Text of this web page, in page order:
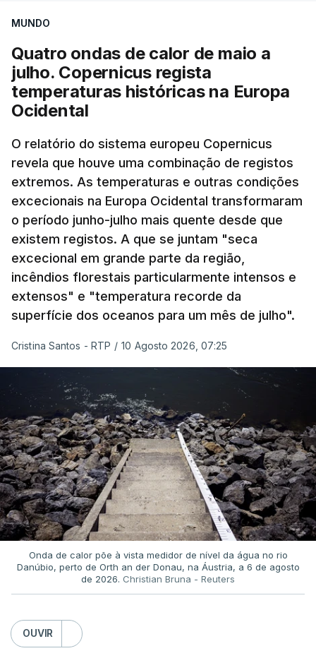
MUNDO
Quatro ondas de calor de maio a
julho. Copernicus regista
temperaturas históricas na Europa
Ocidental
O relatório do sistema europeu Copernicus
revela que houve uma combinação de registos
extremos. As temperaturas e outras condições
excecionais na Europa Ocidental transformaram
o período junho-julho mais quente desde que
existem registos. A que se juntam "seca
excecional em grande parte da região,
incêndios florestais particularmente intensos e
extensos" e "temperatura recorde da
superfície dos oceanos para um mês de julho".
Cristina Santos - RTP / 10 Agosto 2026, 07:25
Onda de calor põe à vista medidor de nível da água no rio
Danúbio, perto de Orth an der Donau, na Áustria, a 6 de agosto
de 2026. Christian Bruna - Reuters
OUVIR